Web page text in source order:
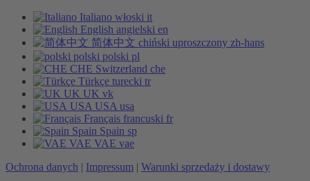
Italiano włoski it
English angielski en
简体中文 chiński uproszczony zh-hans
polski polski pl
CHE Switzerland che
Türkçe turecki tr
UK UK vk
USA USA usa
Français francuski fr
Spain Spain sp
VAE VAE vae
Ochrona danych | Impressum | Warunki sprzedaży i dostawy